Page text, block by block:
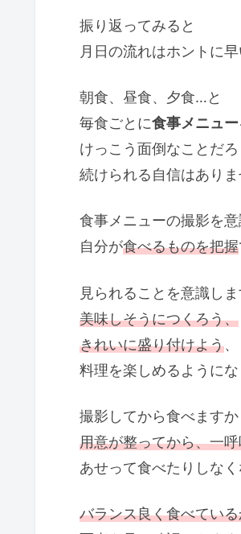
振り返ってみると
月日の流れはホントに早
朝食、昼食、夕食…と
毎食ごとに食事メニュ
けっこう面倒なことだ
続けられる自信はあり
食事メニューの撮影を
自分が食べるものを把握
見られることを意識しま
美味しそうにつくろう、
きれいに盛り付けよう、
料理を楽しめるようにな
撮影してから食べますか
用意が整ってから、一
あせって食べたりしなく
バランス良く食べてい